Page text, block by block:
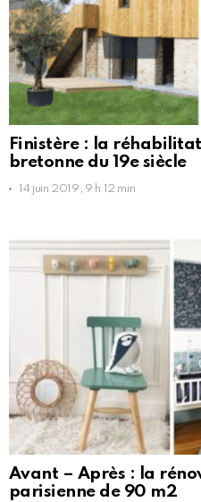
Finistère : la
bretonne du 19e siècle
14 juin 2019, 9 h 12 min
Avant – Après : la
parisienne de 90 m2